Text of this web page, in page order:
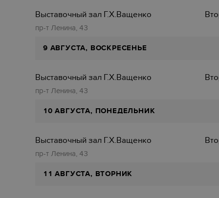
Выставочный зал Г.Х.Ващенко
пр-т Ленина, 43
9 АВГУСТА, ВОСКРЕСЕНЬЕ
Выставочный зал Г.Х.Ващенко
пр-т Ленина, 43
10 АВГУСТА, ПОНЕДЕЛЬНИК
Выставочный зал Г.Х.Ващенко
пр-т Ленина, 43
11 АВГУСТА, ВТОРНИК